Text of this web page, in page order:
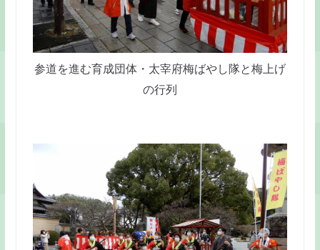
参道を進む育成団体・太宰府梅ばやし隊と梅上げ
の行列